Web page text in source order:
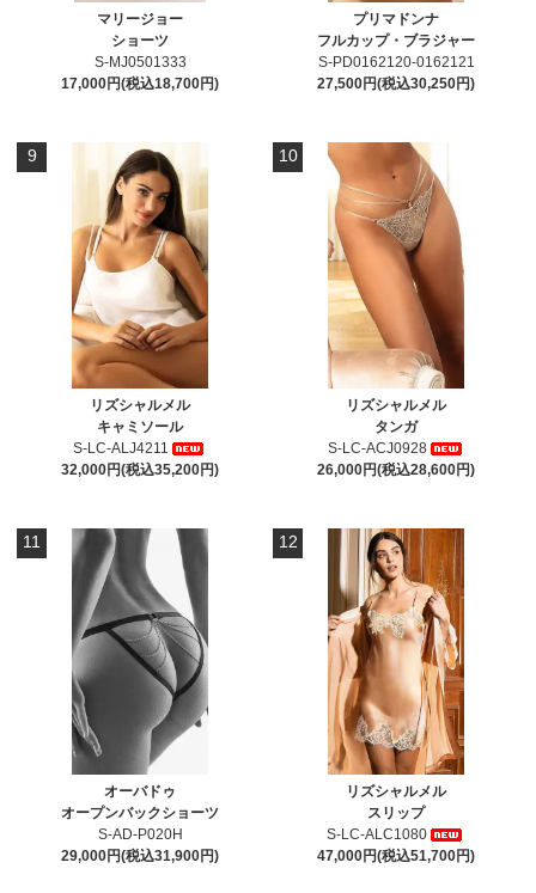
マリージョー
ショーツ
S-MJ0501333
17,000円(税込18,700円)
プリマドンナ
フルカップ・ブラジャー
S-PD0162120-0162121
27,500円(税込30,250円)
9
リズシャルメル
キャミソール
S-LC-ALJ4211
32,000円(税込35,200円)
10
リズシャルメル
タンガ
S-LC-ACJ0928
26,000円(税込28,600円)
11
オーバドゥ
オープンバックショーツ
S-AD-P020H
29,000円(税込31,900円)
12
リズシャルメル
スリップ
S-LC-ALC1080
47,000円(税込51,700円)